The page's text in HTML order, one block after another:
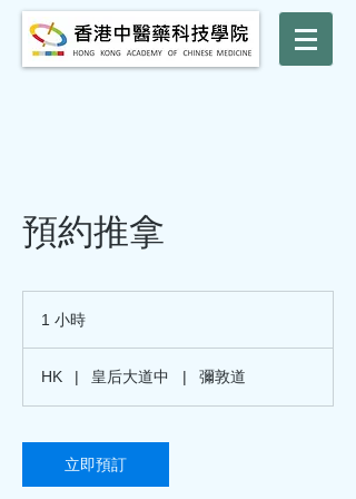
預約推拿
1 小時
HK
| 皇后大道中 | 彌敦道
立即預訂